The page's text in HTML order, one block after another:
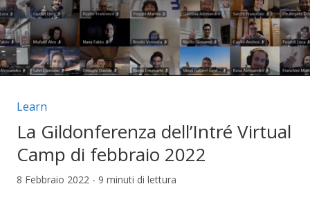
Categorie articolo:
Learn
La Gildonferenza dell’Intré Virtual
Camp di febbraio 2022
8 Febbraio 2022 - 9 minuti di lettura